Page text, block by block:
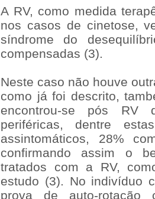
A RV, como medida
nos casos de cinetose,
síndrome do
compensadas (3).
Neste caso não houve
como já foi descrito,
encontrou-se pós RV
periféricas, dentre
assintomáticos, 28%
confirmando assim o
tratados com a RV,
estudo (3). No indivíduo
prova de auto-rotação